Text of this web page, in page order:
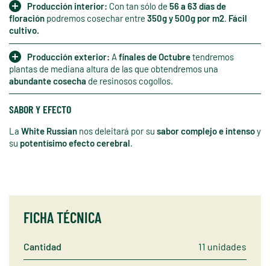
Producción interior: Con tan sólo de 56 a 63 días de
floración podremos cosechar entre 350g y 500g por m2. Fácil
cultivo.
Producción exterior: Afinales de Octubretendremos
plantas de mediana altura de las que obtendremos una
abundante cosecha de resinosos cogollos.
SABOR Y EFECTO
LaWhite Russian nos deleitará por su sabor complejo e intensoy
su potentísimo efecto cerebral.
FICHA TÉCNICA
Cantidad 11 unidades